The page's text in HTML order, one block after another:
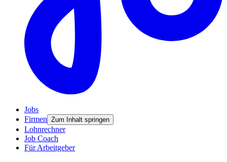
Jobs
Firmen Zum Inhalt springen
Lohnrechner
Job Coach
Für Arbeitgeber